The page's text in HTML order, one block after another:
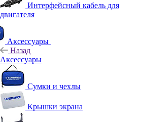
Интерфейсный кабель для
двигателя
Аксессуары
Назад
Аксессуары
Сумки и чехлы
Крышки экрана